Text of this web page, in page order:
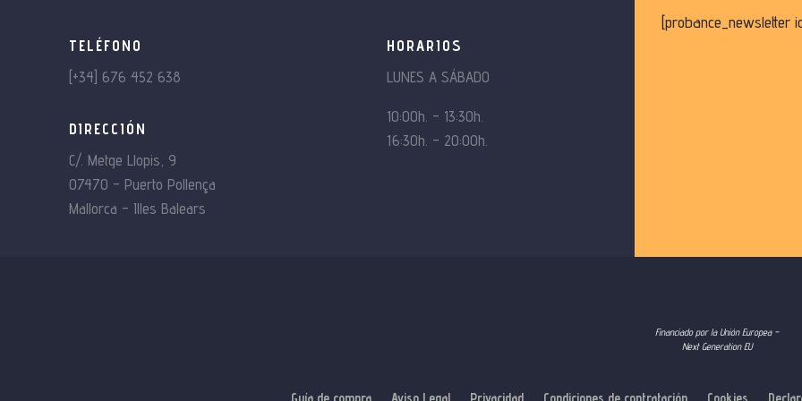
TELÉFONO
[+34] 676 452 638
DIRECCIÓN
C/. Metge Llopis, 9
07470 – Puerto Pollença
Mallorca – Illes Balears
HORARIOS
LUNES A SÁBADO
10:00h. – 13:30h.
16:30h. – 20:00h.
[probance_newsletter
Financiado por la Unión Europea –
Next Generation EU
Guía de compra Aviso Legal Privacidad Condiciones de contratación Cookies